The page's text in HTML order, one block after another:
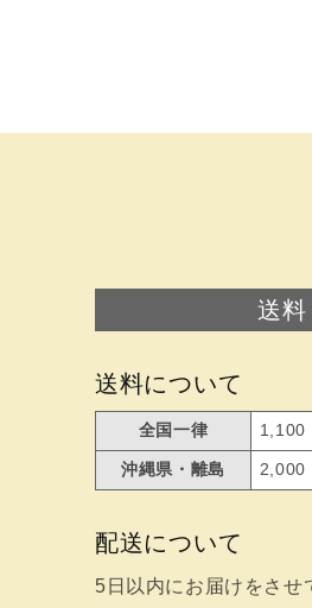
送料
送料について
全国一律 1,100
沖縄県・離島 2,000
配送について
5日以内にお届けをさせ